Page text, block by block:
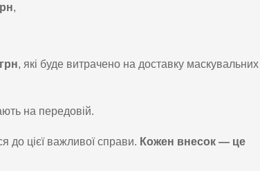
,
, які буде витрачено на доставку маскувальних
на передовій.
до цієї важливої справи. Кожен внесок — це